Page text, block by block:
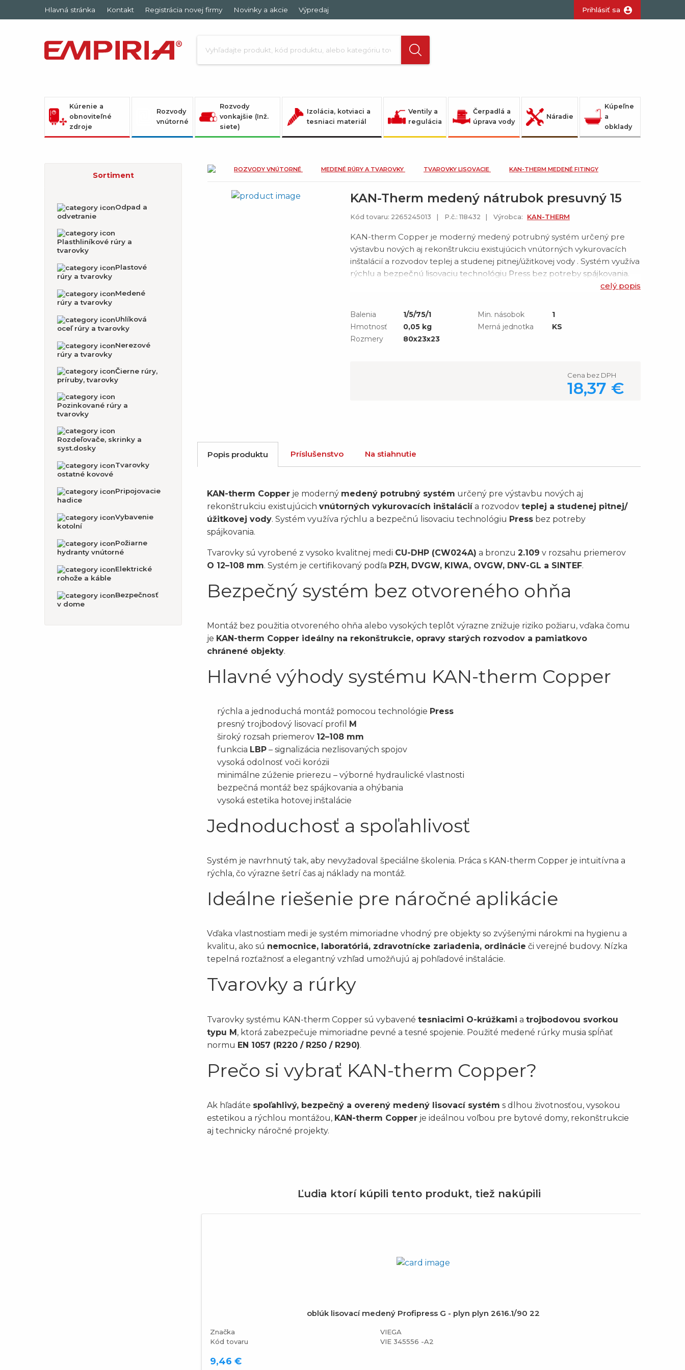
Hlavná stránka Kontakt Registrácia novej firmy Novinky a akcie Výpredaj Prihlásiť sa
Kúrenie a
obnoviteľné
zdroje
Rozvody
vnútorné
Rozvody
vonkajšie (Inž.
siete)
Izolácia, kotviaci a
tesniaci materiál
Ventily a
regulácia
Čerpadlá a
úprava vody
Náradie
Kúpeľne
a
obklady
Sortiment
Odpad a
odvetranie
Plasthliníkové rúry a
tvarovky
Plastové
rúry a tvarovky
Medené
rúry a tvarovky
Uhlíková
oceľ rúry a tvarovky
Nerezové
rúry a tvarovky
Čierne rúry,
príruby, tvarovky
Pozinkované rúry a
tvarovky
Rozdeľovače, skrinky a
syst.dosky
Tvarovky
ostatné kovové
Pripojovacie
hadice
Vybavenie
kotolní
Požiarne
hydranty vnútorné
Elektrické
rohože a káble
Bezpečnosť
v dome
ROZVODY VNÚTORNÉ MEDENÉ RÚRY A TVAROVKY TVAROVKY LISOVACIE KAN-THERM MEDENÉ FITINGY
KAN-Therm medený nátrubok presuvný 15
Kód tovaru: 2265245013 P.č.: 118432 Výrobca: KAN-THERM
KAN-therm Copper je moderný medený potrubný systém určený pre
výstavbu nových aj rekonštrukciu existujúcich vnútorných vykurovacích
inštalácií a rozvodov teplej a studenej pitnej/úžitkovej vody . Systém využíva
rýchlu a bezpečnú lisovaciu technológiu Press bez potreby spájkovania.
Tvarovky sú vyrobené z vysoko kvalitnej medi CU-DHP (CW024A) a bronzu
celý popis
Balenia
1/5/75/1
Hmotnosť
0,05 kg
Rozmery
80x23x23
Min. násobok
1
Merná jednotka
KS
Cena bez DPH
18,37 €
Popis produktu Príslušenstvo Na stiahnutie
KAN-therm Copper je moderný medený potrubný systém určený pre výstavbu nových aj
rekonštrukciu existujúcichvnútorných vykurovacích inštaláciía rozvodovteplej a studenej pitnej/
úžitkovej vody. Systém využíva rýchlu a bezpečnú lisovaciu technológiu Press bez potreby
spájkovania.
Tvarovky sú vyrobené z vysoko kvalitnej medi CU-DHP (CW024A) a bronzu2.109 v rozsahu priemerov
O 12–108 mm. Systém je certifikovaný podľa PZH, DVGW, KIWA, OVGW, DNV-GL a SINTEF.
Bezpečný systém bez otvoreného ohňa
Montáž bez použitia otvoreného ohňa alebo vysokých teplôt výrazne znižuje riziko požiaru, vďaka čomu
je KAN-therm Copper ideálny na rekonštrukcie, opravy starých rozvodov a pamiatkovo
chránené objekty.
Hlavné výhody systému KAN-therm Copper
rýchla a jednoduchá montáž pomocou technológie Press
presný trojbodový lisovací profil M
široký rozsah priemerov 12–108 mm
funkcia LBP – signalizácia nezlisovaných spojov
vysoká odolnosť voči korózii
minimálne zúženie prierezu – výborné hydraulické vlastnosti
bezpečná montáž bez spájkovania a ohýbania
vysoká estetika hotovej inštalácie
Jednoduchosť a spoľahlivosť
Systém je navrhnutý tak, aby nevyžadoval špeciálne školenia. Práca s KAN-therm Copper je intuitívna a
rýchla, čo výrazne šetrí čas aj náklady na montáž.
Ideálne riešenie pre náročné aplikácie
Vďaka vlastnostiam medi je systém mimoriadne vhodný pre objekty so zvýšenými nárokmi na hygienu a
kvalitu, ako sú nemocnice, laboratóriá, zdravotnícke zariadenia, ordinácie či verejné budovy. Nízka
tepelná rozťažnosť a elegantný vzhľad umožňujú aj pohľadové inštalácie.
Tvarovky a rúrky
Tvarovky systému KAN-therm Copper sú vybavenétesniacimi O-krúžkami atrojbodovou svorkou
typu M, ktorá zabezpečuje mimoriadne pevné a tesné spojenie. Použité medené rúrky musia spĺňať
normu EN 1057 (R220 / R250 / R290).
Prečo si vybrať KAN-therm Copper?
Ak hľadáte spoľahlivý, bezpečný a overený medený lisovací systém s dlhou životnosťou, vysokou
estetikou a rýchlou montážou, KAN-therm Copper je ideálnou voľbou pre bytové domy, rekonštrukcie
aj technicky náročné projekty.
Ľudia ktorí kúpili tento produkt, tiež nakúpili
oblúk lisovací medený Profipress G - plyn plyn 2616.1/90 22
Značka
VIEGA
Kód tovaru
VIE 345556 -A2
9,46 €